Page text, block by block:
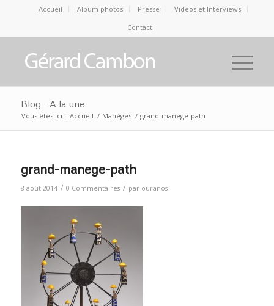
Accueil Album photos Presse
Videos et Interviews
Contact
Blog - A la une
Vous êtes ici : Accueil / Manèges / grand-manege-path
grand-manege-path
8 août 2014 / 0 Commentaires / par ouranos